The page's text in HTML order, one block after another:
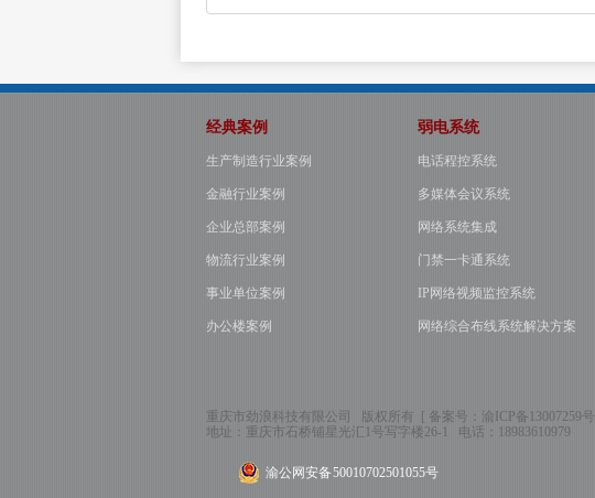
经典案例
生产制造行业案例
金融行业案例
企业总部案例
物流行业案例
事业单位案例
办公楼案例
弱电系统
电话程控系统
多媒体会议系统
网络系统集成
门禁一卡通系统
IP网络视频监控系统
网络综合布线系统解决方案
重庆市劲浪科技有限公司 版权所有 [ 备案号： 渝ICP备13007259号
地址： 重庆市石桥铺星光汇1号写字楼26-1 电话： 18983610979
渝公网安备 50010702501055号